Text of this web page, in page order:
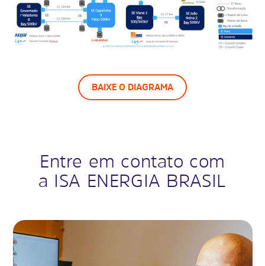
BAIXE O DIAGRAMA
Entre em contato com
a ISA ENERGIA BRASIL